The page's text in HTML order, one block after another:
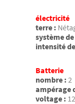
électricité
terre :
système
intensité
Batterie
nombre : 2
ampérage
voltage : 12